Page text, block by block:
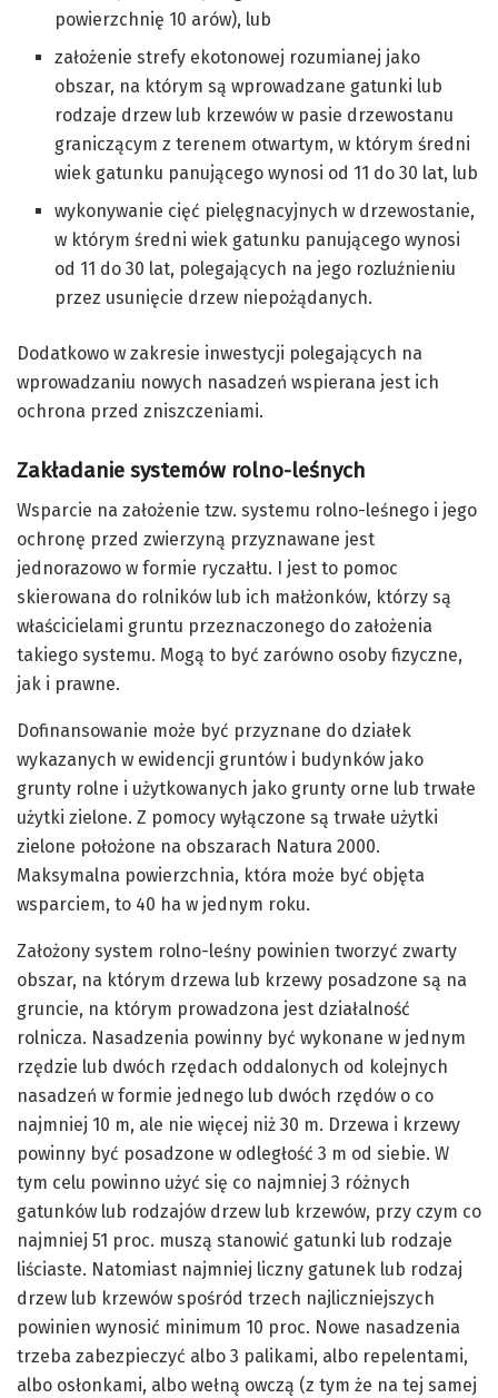
powierzchnię 10 arów), lub
założenie strefy ekotonowej rozumianej jako
obszar, na którym są wprowadzane gatunki lub
rodzaje drzew lub krzewów w pasie drzewostanu
graniczącym z terenem otwartym, w którym średni
wiek gatunku panującego wynosi od 11 do 30 lat, lub
wykonywanie cięć pielęgnacyjnych w drzewostanie,
w którym średni wiek gatunku panującego wynosi
od 11 do 30 lat, polegających na jego rozluźnieniu
przez usunięcie drzew niepożądanych.
Dodatkowo w zakresie inwestycji polegających na
wprowadzaniu nowych nasadzeń wspierana jest ich
ochrona przed zniszczeniami.
Zakładanie systemów rolno-leśnych
Wsparcie na założenie tzw. systemu rolno-leśnego i jego
ochronę przed zwierzyną przyznawane jest
jednorazowo w formie ryczałtu. I jest to pomoc
skierowana do rolników lub ich małżonków, którzy są
właścicielami gruntu przeznaczonego do założenia
takiego systemu. Mogą to być zarówno osoby fizyczne,
jak i prawne.
Dofinansowanie może być przyznane do działek
wykazanych w ewidencji gruntów i budynków jako
grunty rolne i użytkowanych jako grunty orne lub trwałe
użytki zielone. Z pomocy wyłączone są trwałe użytki
zielone położone na obszarach Natura 2000.
Maksymalna powierzchnia, która może być objęta
wsparciem, to 40 ha w jednym roku.
Założony system rolno-leśny powinien tworzyć zwarty
obszar, na którym drzewa lub krzewy posadzone są na
gruncie, na którym prowadzona jest działalność
rolnicza. Nasadzenia powinny być wykonane w jednym
rzędzie lub dwóch rzędach oddalonych od kolejnych
nasadzeń w formie jednego lub dwóch rzędów o co
najmniej 10 m, ale nie więcej niż 30 m. Drzewa i krzewy
powinny być posadzone w odległość 3 m od siebie. W
tym celu powinno użyć się co najmniej 3 różnych
gatunków lub rodzajów drzew lub krzewów, przy czym co
najmniej 51 proc. muszą stanowić gatunki lub rodzaje
liściaste. Natomiast najmniej liczny gatunek lub rodzaj
drzew lub krzewów spośród trzech najliczniejszych
powinien wynosić minimum 10 proc. Nowe nasadzenia
trzeba zabezpieczyć albo 3 palikami, albo repelentami,
albo osłonkami, albo wełną owczą (z tym że na tej samej